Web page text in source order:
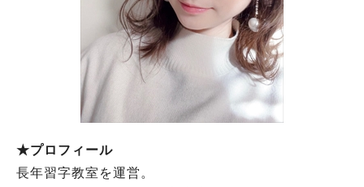
★プロフィール
長年習字教室を運営。